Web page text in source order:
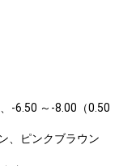
-6.50 ～-8.00（0.50
、ピンクブラウン